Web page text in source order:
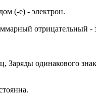
(-е) - электрон.
отрицательный -
одинакового